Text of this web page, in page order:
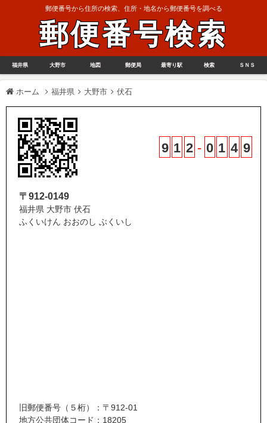
郵便番号から住所の検索、住所・地名から郵便番号を調べる
郵便番号検索
福井県 大野市 地図 郵便局 最寄り駅 検索 ＳＮＳ
ホーム 福井県 大野市 伏石
9 1 2 - 0 1 4 9
〒912-0149
福井県 大野市 伏石
ふくいけん おおのし ぶくいし
旧郵便番号（５桁）：〒912-01
地方公共団体コード：18205